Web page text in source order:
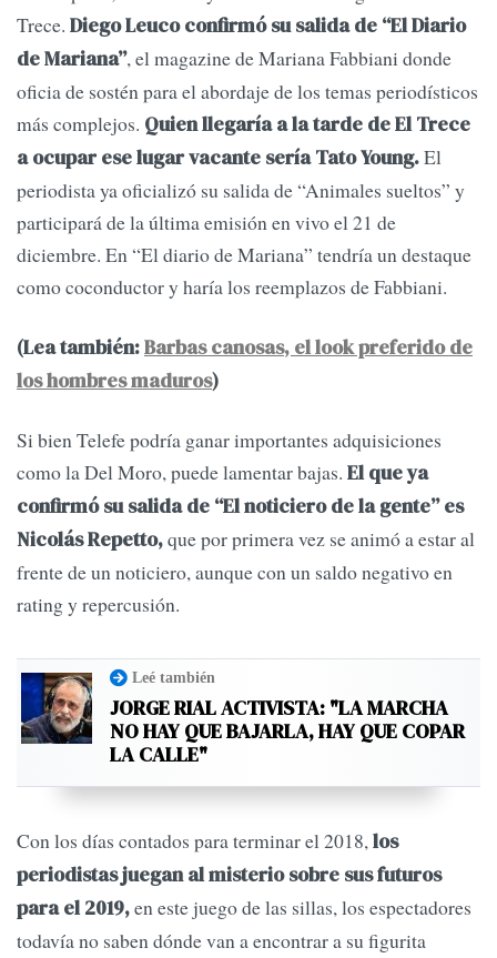
Trece. Diego Leuco confirmó su salida de “El Diario
de Mariana”, el magazine de Mariana Fabbiani donde
oficia de sostén para el abordaje de los temas periodísticos
más complejos. Quien llegaría a la tarde de El Trece
a ocupar ese lugar vacante sería Tato Young.El
periodista ya oficializó su salida de “Animales sueltos” y
participará de la última emisión en vivo el 21 de
diciembre. En “El diario de Mariana” tendría un destaque
como coconductor y haría los reemplazos de Fabbiani.
(Lea también:Barbas canosas, el look preferido de
los hombres maduros)
Si bien Telefe podría ganar importantes adquisiciones
como la Del Moro, puede lamentar bajas. El que ya
confirmó su salida de “El noticiero de la gente” es
Nicolás Repetto,que por primera vez se animó a estar al
frente de un noticiero, aunque con un saldo negativo en
rating y repercusión.
Leé también
JORGE RIAL ACTIVISTA: "LA MARCHA
NO HAY QUE BAJARLA, HAY QUE COPAR
LA CALLE"
Con los días contados para terminar el 2018,los
periodistas juegan al misterio sobre sus futuros
para el 2019,en este juego de las sillas, los espectadores
todavía no saben dónde van a encontrar a su figurita